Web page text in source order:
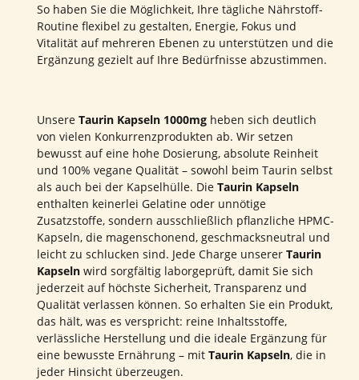
So haben Sie die Möglichkeit, Ihre tägliche Nährstoff-
Routine flexibel zu gestalten, Energie, Fokus und
Vitalität auf mehreren Ebenen zu unterstützen und die
Ergänzung gezielt auf Ihre Bedürfnisse abzustimmen.
Unsere Taurin Kapseln 1000mg heben sich deutlich
von vielen Konkurrenzprodukten ab. Wir setzen
bewusst auf eine hohe Dosierung, absolute Reinheit
und 100% vegane Qualität – sowohl beim Taurin selbst
als auch bei der Kapselhülle. Die Taurin Kapseln
enthalten keinerlei Gelatine oder unnötige
Zusatzstoffe, sondern ausschließlich pflanzliche HPMC-
Kapseln, die magenschonend, geschmacksneutral und
leicht zu schlucken sind. Jede Charge unserer Taurin
Kapseln wird sorgfältig laborgeprüft, damit Sie sich
jederzeit auf höchste Sicherheit, Transparenz und
Qualität verlassen können. So erhalten Sie ein Produkt,
das hält, was es verspricht: reine Inhaltsstoffe,
verlässliche Herstellung und die ideale Ergänzung für
eine bewusste Ernährung – mit Taurin Kapseln, die in
jeder Hinsicht überzeugen.